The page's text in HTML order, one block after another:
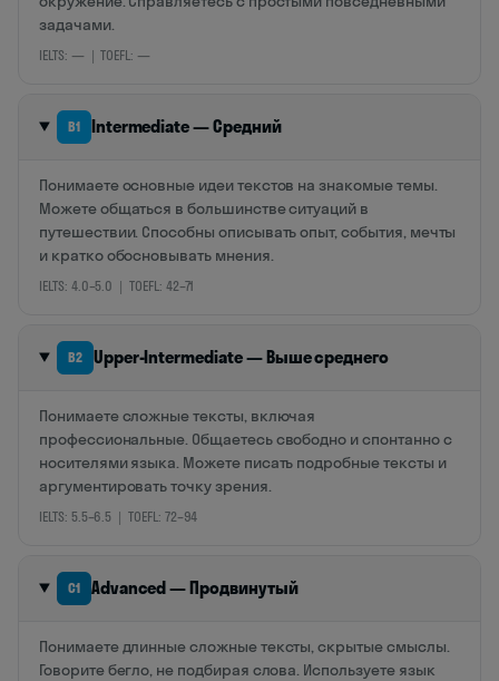
задачами.
IELTS: — | TOEFL: —
B1 Intermediate — Средний
Понимаете основные идеи текстов на знакомые темы.
Можете общаться в большинстве ситуаций в
путешествии. Способны описывать опыт, события, мечты
и кратко обосновывать мнения.
IELTS: 4.0–5.0 | TOEFL: 42–71
B2 Upper-Intermediate — Выше среднего
Понимаете сложные тексты, включая
профессиональные. Общаетесь свободно и спонтанно с
носителями языка. Можете писать подробные тексты и
аргументировать точку зрения.
IELTS: 5.5–6.5 | TOEFL: 72–94
C1 Advanced — Продвинутый
Понимаете длинные сложные тексты, скрытые смыслы.
Говорите бегло, не подбирая слова. Используете язык